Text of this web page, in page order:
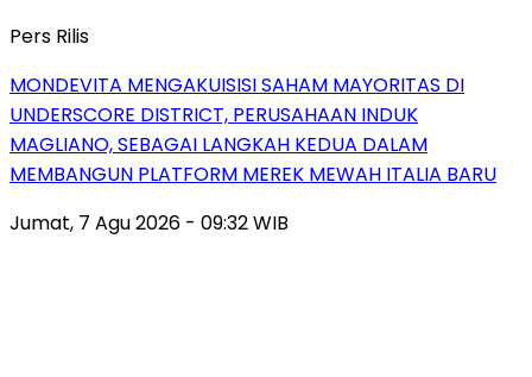
Pers Rilis
MONDEVITA MENGAKUISISI SAHAM MAYORITAS DI
UNDERSCORE DISTRICT, PERUSAHAAN INDUK
MAGLIANO, SEBAGAI LANGKAH KEDUA DALAM
MEMBANGUN PLATFORM MEREK MEWAH ITALIA BARU
Jumat, 7 Agu 2026 - 09:32 WIB